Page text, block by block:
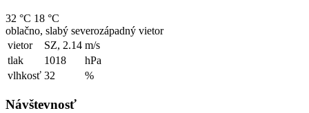
32 °C 18 °C
oblačno, slabý severozápadný vietor
vietor
SZ, 2.14 m/s
tlak
1018
hPa
vlhkosť 32 %
Návštevnosť